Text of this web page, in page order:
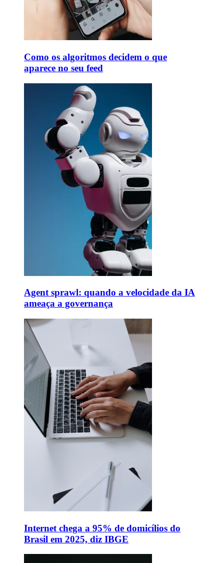
Como os algoritmos decidem o que
aparece no seu feed
Agent sprawl: quando a velocidade da IA
ameaça a governança
Internet chega a 95% de domicílios do
Brasil em 2025, diz IBGE